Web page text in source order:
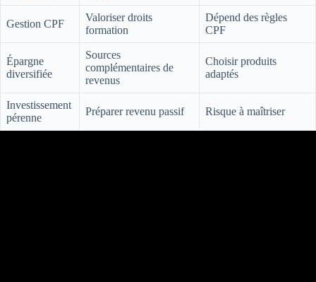
Gestion CPF
Valoriser droits
formation
Dépend des règles
CPF
Épargne
diversifiée
Sources
complémentaires de
revenus
Choisir produits
adaptés
Investissement
pérenne
Préparer revenu passif Risque à maîtriser